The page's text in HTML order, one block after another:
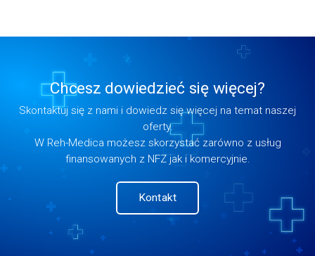
Chcesz dowiedzieć się więcej?
Skontaktuj się z nami i dowiedz się więcej na temat naszej
oferty.
W Reh-Medica możesz skorzystać zarówno z usług
finansowanych z NFZ jak i komercyjnie.
Kontakt